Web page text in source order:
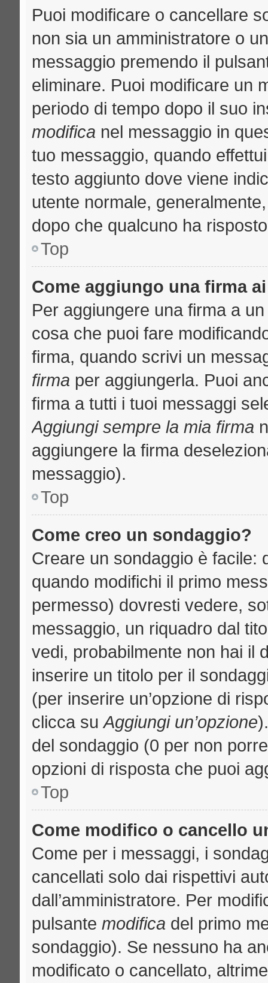
Puoi modificare o cancellare
non sia un amministratore o
messaggio premendo il
eliminare. Puoi modificare un
periodo di tempo dopo il suo
modifica nel messaggio in
tuo messaggio, quando
testo aggiunto dove viene
utente normale,
dopo che qualcuno ha
Top
Come aggiungo una firma
Per aggiungere una firma a
cosa che puoi fare
firma, quando scrivi un
firma per aggiungerla. Puoi
firma a tutti i tuoi messaggi
Aggiungi sempre la mia firma
aggiungere la firma
messaggio).
Top
Come creo un sondaggio?
Creare un sondaggio è facile:
quando modifichi il primo
permesso) dovresti vedere,
messaggio, un riquadro dal
vedi, probabilmente non hai il
inserire un titolo per il
(per inserire un’opzione di
clicca suAggiungi un’opzione
del sondaggio (0 per non
opzioni di risposta che puoi
Top
Come modifico o cancello
Come per i messaggi, i
cancellati solo dai rispettivi
dall’amministratore. Per
pulsante modifica del primo
sondaggio). Se nessuno ha
modificato o cancellato,